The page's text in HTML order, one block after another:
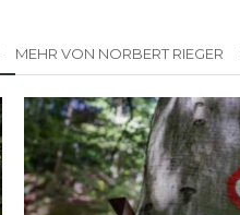
MEHR VON NORBERT RIEGER